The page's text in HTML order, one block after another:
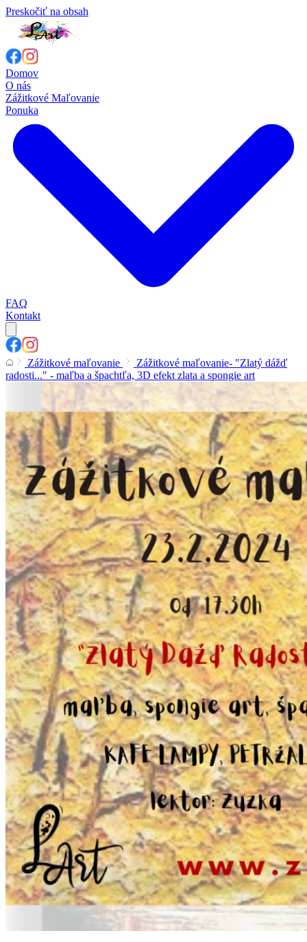
Preskočiť na obsah
Domov
O nás
Zážitkové Maľovanie
Ponuka
FAQ
Kontakt
Zážitkové maľovanie
Zážitkové maľovanie- "Zlatý dážď
radosti..." - maľba a špachtľa, 3D efekt zlata a spongie art